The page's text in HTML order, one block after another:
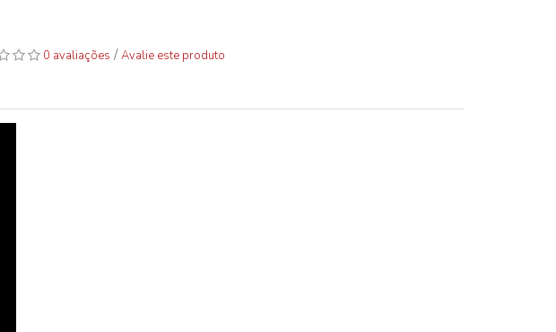
0 avaliações /Avalie este produto